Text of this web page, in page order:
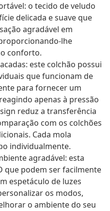
o tecido de veludo
delicada e suave que
agradável em
lhe
conforto.
este colchão possui
que funcionam de
para fornecer um
apenas à pressão
reduz a transferência
com os colchões
Cada mola
individualmente.
agradável: esta
que podem ser facilmente
espetáculo de luzes
os modos,
o ambiente do seu